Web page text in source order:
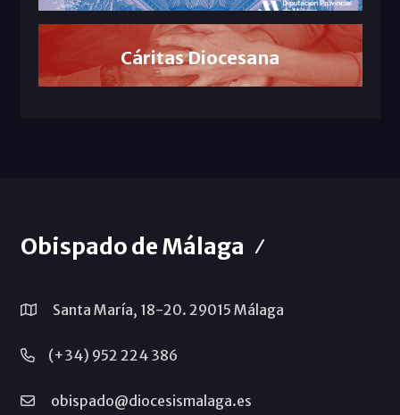
Cáritas Diocesana
Obispado de Málaga
Santa María, 18-20. 29015 Málaga
(+34) 952 224 386
obispado@diocesismalaga.es